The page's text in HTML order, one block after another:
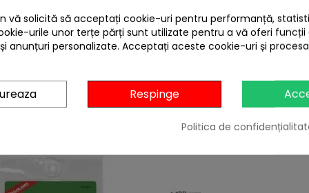
Arno brevetate, din poliester de 18mm si cu catarama
4 ALTE PRODUSE IN ACEEASI CATEGORIE:
vă solicită să acceptați cookie-uri pentru performanță,
urile unor terțe părți sunt utilizate pentru a vă oferi funcții
anunțuri personalizate. Acceptați aceste cookie-uri și
Respinge
Politica de